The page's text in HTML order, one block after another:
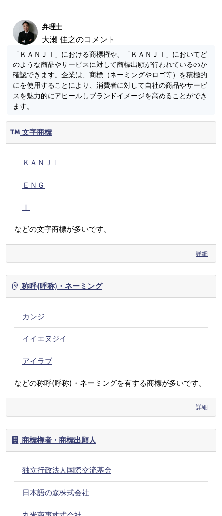
弁理士
大瀬 佳之のコメント
「ＫＡＮＪＩ」における商標権や、「ＫＡＮＪＩ」においてど
のような商品やサービスに対して商標出願が行われているのか
確認できます。企業は、商標（ネーミングやロゴ等）を積極的
にを使用することにより、消費者に対して自社の商品やサービ
スを魅力的にアピールしブランドイメージを高めることができ
ます。
文字商標
ＫＡＮＪＩ
ＥＮＧ
Ｉ
などの文字商標が多いです。
詳細
称呼(呼称)・ネーミング
カンジ
イイエヌジイ
アイラブ
などの称呼(呼称)・ネーミングを有する商標が多いです。
詳細
商標権者・商標出願人
独立行政法人国際交流基金
日本語の森株式会社